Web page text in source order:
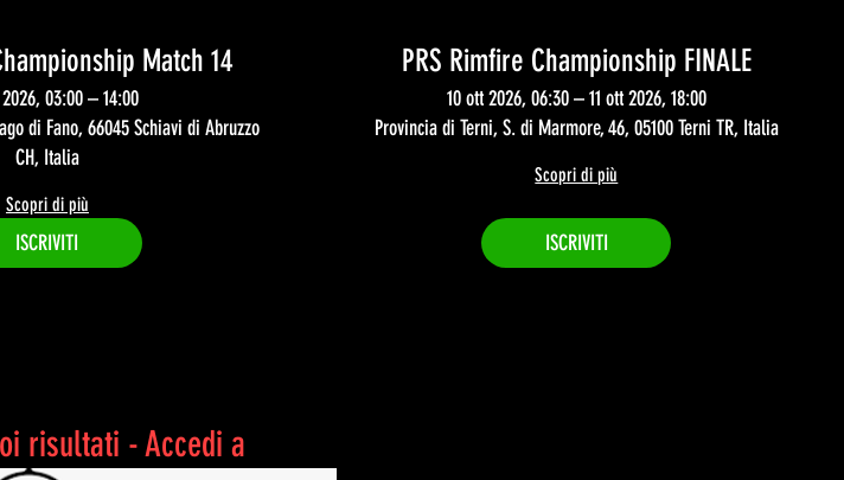
Match 14
03:00 – 14:00
di Fano, 66045 Schiavi di Abruzzo
CH, Italia
Scopri di più
ISCRIVITI
PRS Rimfire Championship FINALE
10 ott 2026, 06:30 – 11 ott 2026, 18:00
Provincia di Terni, S. di Marmore, 46, 05100 Terni TR, Italia
Scopri di più
ISCRIVITI
risultati - Accedi a